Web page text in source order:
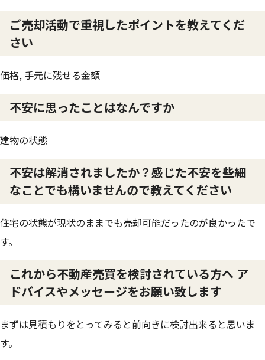
ご売却活動で重視したポイントを教えてくだ
さい
価格, 手元に残せる金額
不安に思ったことはなんですか
建物の状態
不安は解消されましたか？感じた不安を些細
なことでも構いませんので教えてください
住宅の状態が現状のままでも売却可能だったのが良かったで
す。
これから不動産売買を検討されている方へ ア
ドバイスやメッセージをお願い致します
まずは見積もりをとってみると前向きに検討出来ると思いま
す。